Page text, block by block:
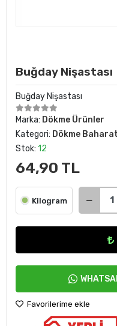
Buğday Nişastası
Buğday Nişastası
Marka: Dökme Ürünler
Kategori: Dökme
Stok: 12
64,90 TL
Kilogram
Favorilerime ekle